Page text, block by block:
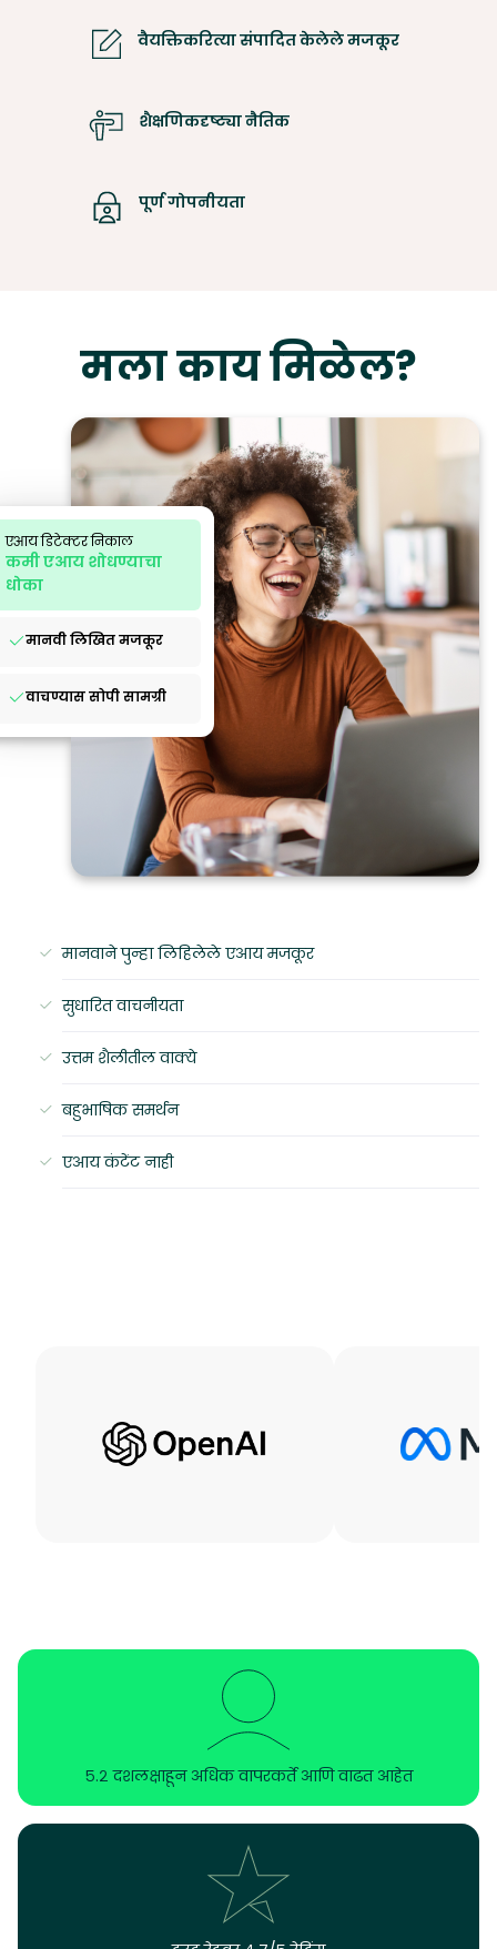
वैयक्तिकरित्या संपादित केलेले मजकूर
शैक्षणिकदृष्ट्या नैतिक
पूर्ण गोपनीयता
मला काय मिळेल?
एआय डिटेक्टर निकाल
कमी एआय शोधण्याचा
धोका
मानवी लिखित मजकूर
वाचण्यास सोपी सामग्री
मानवाने पुन्हा लिहिलेले एआय मजकूर
सुधारित वाचनीयता
उत्तम शैलीतील वाक्ये
बहुभाषिक समर्थन
एआय कंटेंट नाही
५.२ दशलक्षाहून अधिक वापरकर्ते आणि वाढत आहेत